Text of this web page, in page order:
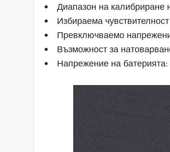
Диапазон на калибриране
Избираема
Превключваемо
Възможност за
Напрежение на